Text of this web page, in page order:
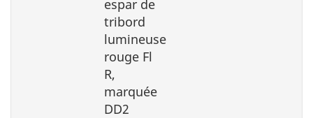
espar de
tribord
lumineuse
rouge Fl
R,
marquée
DD2